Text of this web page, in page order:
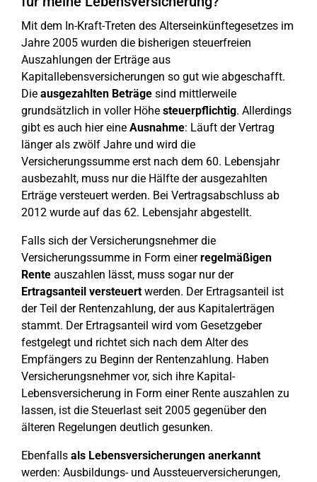
Mit dem In-Kraft-Treten des Alterseinkünftegesetzes im
Jahre 2005 wurden die bisherigen steuerfreien
Auszahlungen der Erträge aus
Kapitallebensversicherungen so gut wie abgeschafft.
Die ausgezahlten Beträge sind mittlerweile
grundsätzlich in voller Höhe steuerpflichtig. Allerdings
gibt es auch hier eine Ausnahme: Läuft der Vertrag
länger als zwölf Jahre und wird die
Versicherungssumme erst nach dem 60. Lebensjahr
ausbezahlt, muss nur die Hälfte der ausgezahlten
Erträge versteuert werden. Bei Vertragsabschluss ab
2012 wurde auf das 62. Lebensjahr abgestellt.
Falls sich der Versicherungsnehmer die
Versicherungssumme in Form einerregelmäßigen
Rente auszahlen lässt, muss sogar nur der
Ertragsanteil versteuertwerden. Der Ertragsanteil ist
der Teil der Rentenzahlung, der aus Kapitalerträgen
stammt. Der Ertragsanteil wird vom Gesetzgeber
festgelegt und richtet sich nach dem Alter des
Empfängers zu Beginn der Rentenzahlung. Haben
Versicherungsnehmer vor, sich ihre Kapital-
Lebensversicherung in Form einer Rente auszahlen zu
lassen, ist die Steuerlast seit 2005 gegenüber den
älteren Regelungen deutlich gesunken.
Ebenfalls als Lebensversicherungen anerkannt
werden: Ausbildungs- und Aussteuerversicherungen,